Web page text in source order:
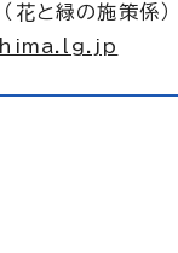
と緑の施策係）